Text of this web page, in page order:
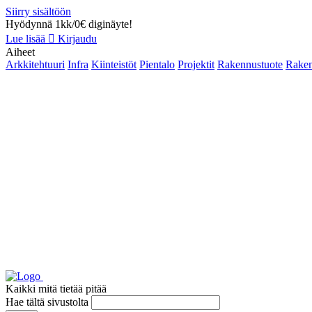
Siirry sisältöön
Hyödynnä 1kk/0€ diginäyte!
Lue lisää
Kirjaudu
Aiheet
Arkkitehtuuri Infra Kiinteistöt Pientalo Projektit Rakennustuote
Kaikki mitä tietää pitää
Hae tältä sivustolta